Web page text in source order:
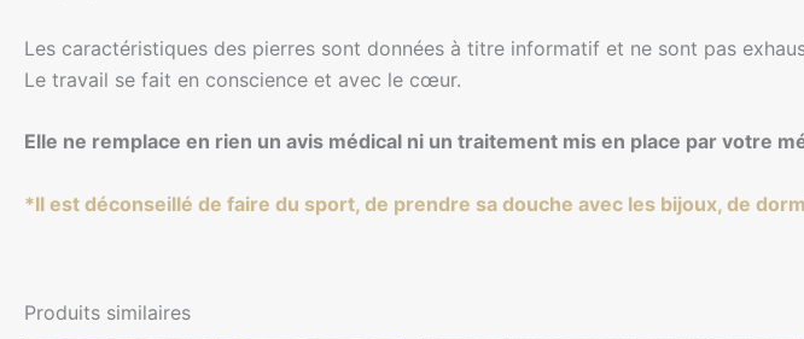
Les caractéristiques des pierres sont données à titre informatif et ne sont pas
Le travail se fait en conscience et avec le cœur.
Elle ne remplace en rien un avis médical ni un traitement mis en place par votre
*Il est déconseillé de faire du sport, de prendre sa douche avec les bijoux, de
Produits similaires